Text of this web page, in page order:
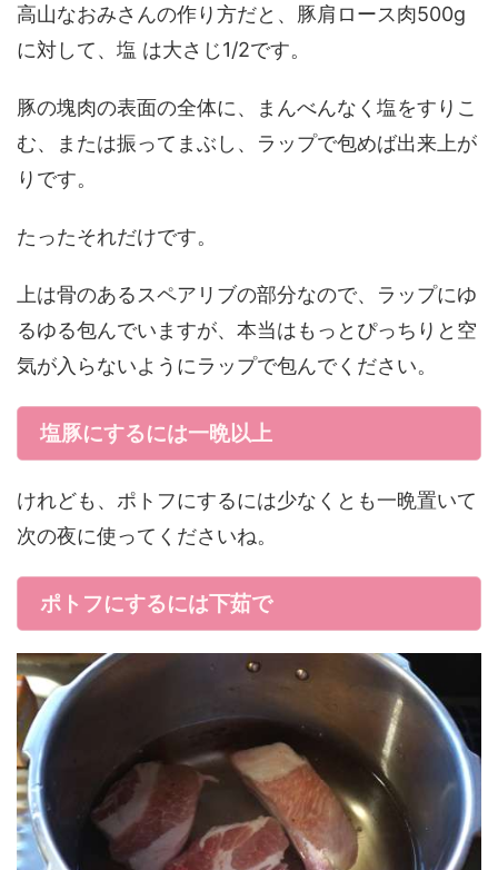
高山なおみさんの作り方だと、豚肩ロース肉500g
に対して、塩 は大さじ1/2です。
豚の塊肉の表面の全体に、まんべんなく塩をすりこ
む、または振ってまぶし、ラップで包めば出来上が
りです。
たったそれだけです。
上は骨のあるスペアリブの部分なので、ラップにゆ
るゆる包んでいますが、本当はもっとぴっちりと空
気が入らないようにラップで包んでください。
塩豚にするには一晩以上
けれども、ポトフにするには少なくとも一晩置いて
次の夜に使ってくださいね。
ポトフにするには下茹で